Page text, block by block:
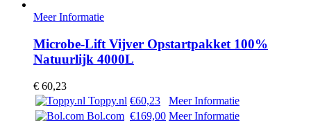
Meer Informatie
Microbe-Lift Vijver Opstartpakket 100%
Natuurlijk 4000L
€ 60,23
Toppy.nl €60,23
Meer Informatie
Bol.com €169,00 Meer Informatie